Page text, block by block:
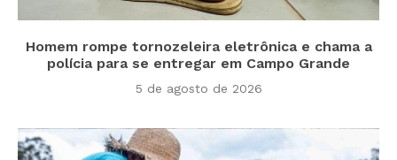
Homem rompe tornozeleira eletrônica e chama a
polícia para se entregar em Campo Grande
5 de agosto de 2026